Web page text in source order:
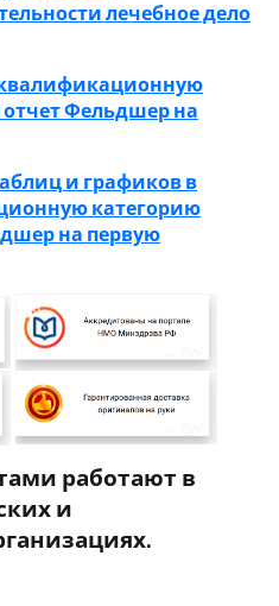
лечебное дело
квалификационную
Фельдшер на
и графиков в
категорию
на первую
работают в
и